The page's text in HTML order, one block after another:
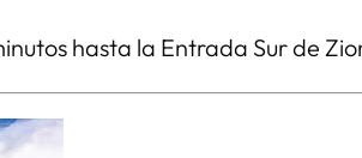
hasta la Entrada Sur de